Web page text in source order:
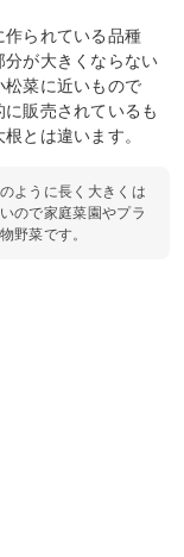
られている品種
が大きくならない
松菜に近いもので
販売されているも
とは違います。
ように長く大きくは
ので家庭菜園やプラ
野菜です。